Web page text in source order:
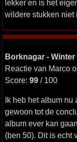
lekker en is het
wildere stukken niet
Borknagar -
Reactie van Marco
Score: 99 / 100
Ik heb het album nu
gewoon tot de
album ever kan
(ben 50). Dit is echt